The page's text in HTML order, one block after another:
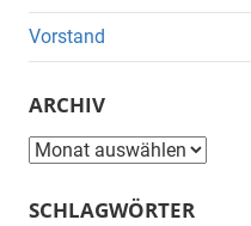
Vorstand
ARCHIV
Archiv
SCHLAGWÖRTER